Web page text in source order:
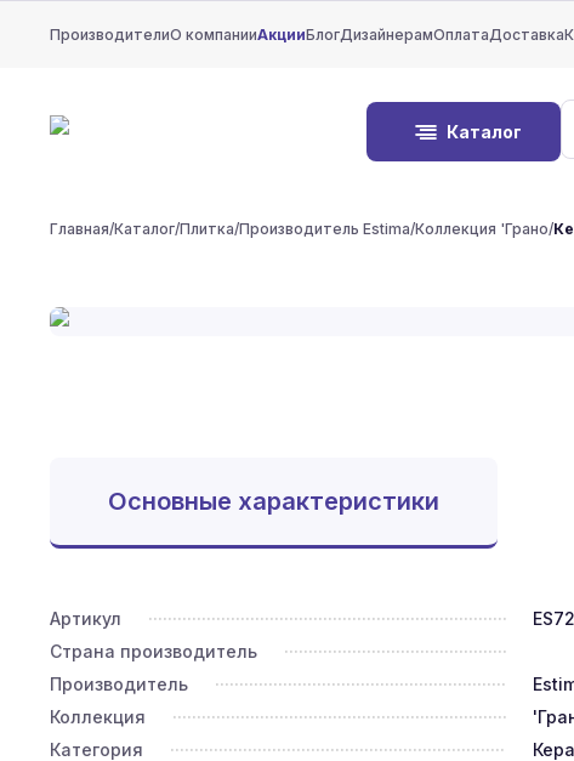
ПроизводителиО компанииАкцииБлогДизайнерамОплатаДоставка
Каталог
Главная/Каталог/Плитка/Производитель Estima/Коллекция 'Грано/
Основные характеристики
Артикул
Страна производитель
Производитель
Коллекция
Категория